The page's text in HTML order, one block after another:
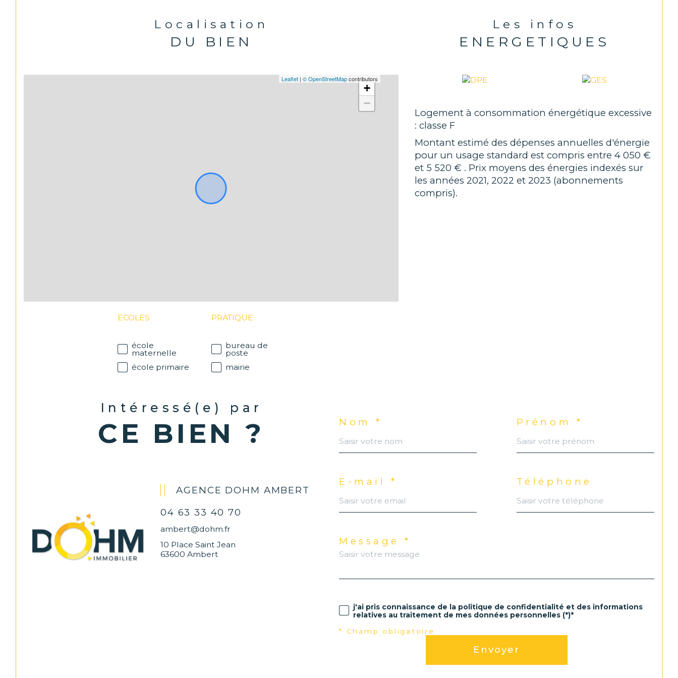
professionnelle CPI 6301 2022 000 000 001- CCI de Puy de
Dôme valable jusqu’a
23/11/ 2028
bien est exposé sont disponibles sur le site
Géorisques
Localisation
DU BIEN
+
−
Leaflet |© OpenStreetMapcontributors
ECOLES
école
maternelle
école primaire
PRATIQUE
bureau de
poste
mairie
Les infos
ENERGETIQUES
Logement à consommation énergétique excessive
: classe F
Montant estimé des dépenses annuelles d'énergie
pour un usage standard est compris entre 4 050 €
et 5 520 € . Prix moyens des énergies indexés sur
les années 2021, 2022 et 2023 (abonnements
compris).
Intéressé(e) par
CE BIEN ?
AGENCE DOHM AMBERT
04 63 33 40 70
ambert@dohm.fr
10 Place Saint Jean
63600 Ambert
Nom * Prénom *
E-mail * Téléphone
Message *
j'ai pris connaissance de la politique de confidentialité et des informations
relatives au traitement de mes données personnelles (*)*
* Champ obligatoire
Envoyer